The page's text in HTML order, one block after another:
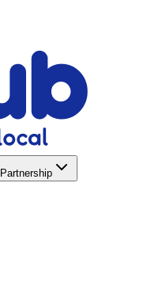
Partnership